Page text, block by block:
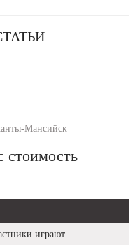
Мансийск
стоимость
играют